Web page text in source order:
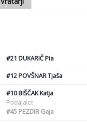
#21 DUKARIČ Pia
#12POVŠNAR Tjaša
#10BIŠČAK Katja
Podajalci:
#45PEZDIR Gaja